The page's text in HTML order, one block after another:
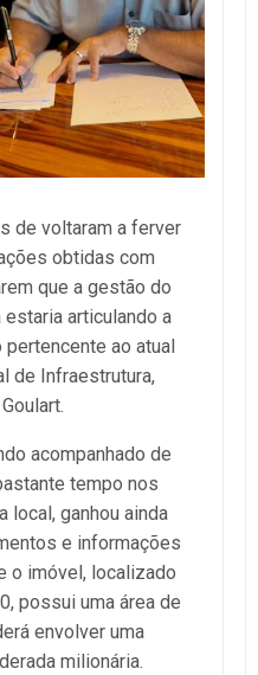
de voltaram a ferver
obtidas com
que a gestão do
articulando a
ao atual
de Infraestrutura,
acompanhado de
tempo nos
local, ganhou ainda
e informações
o imóvel, localizado
possui uma área de
envolver uma
milionária.